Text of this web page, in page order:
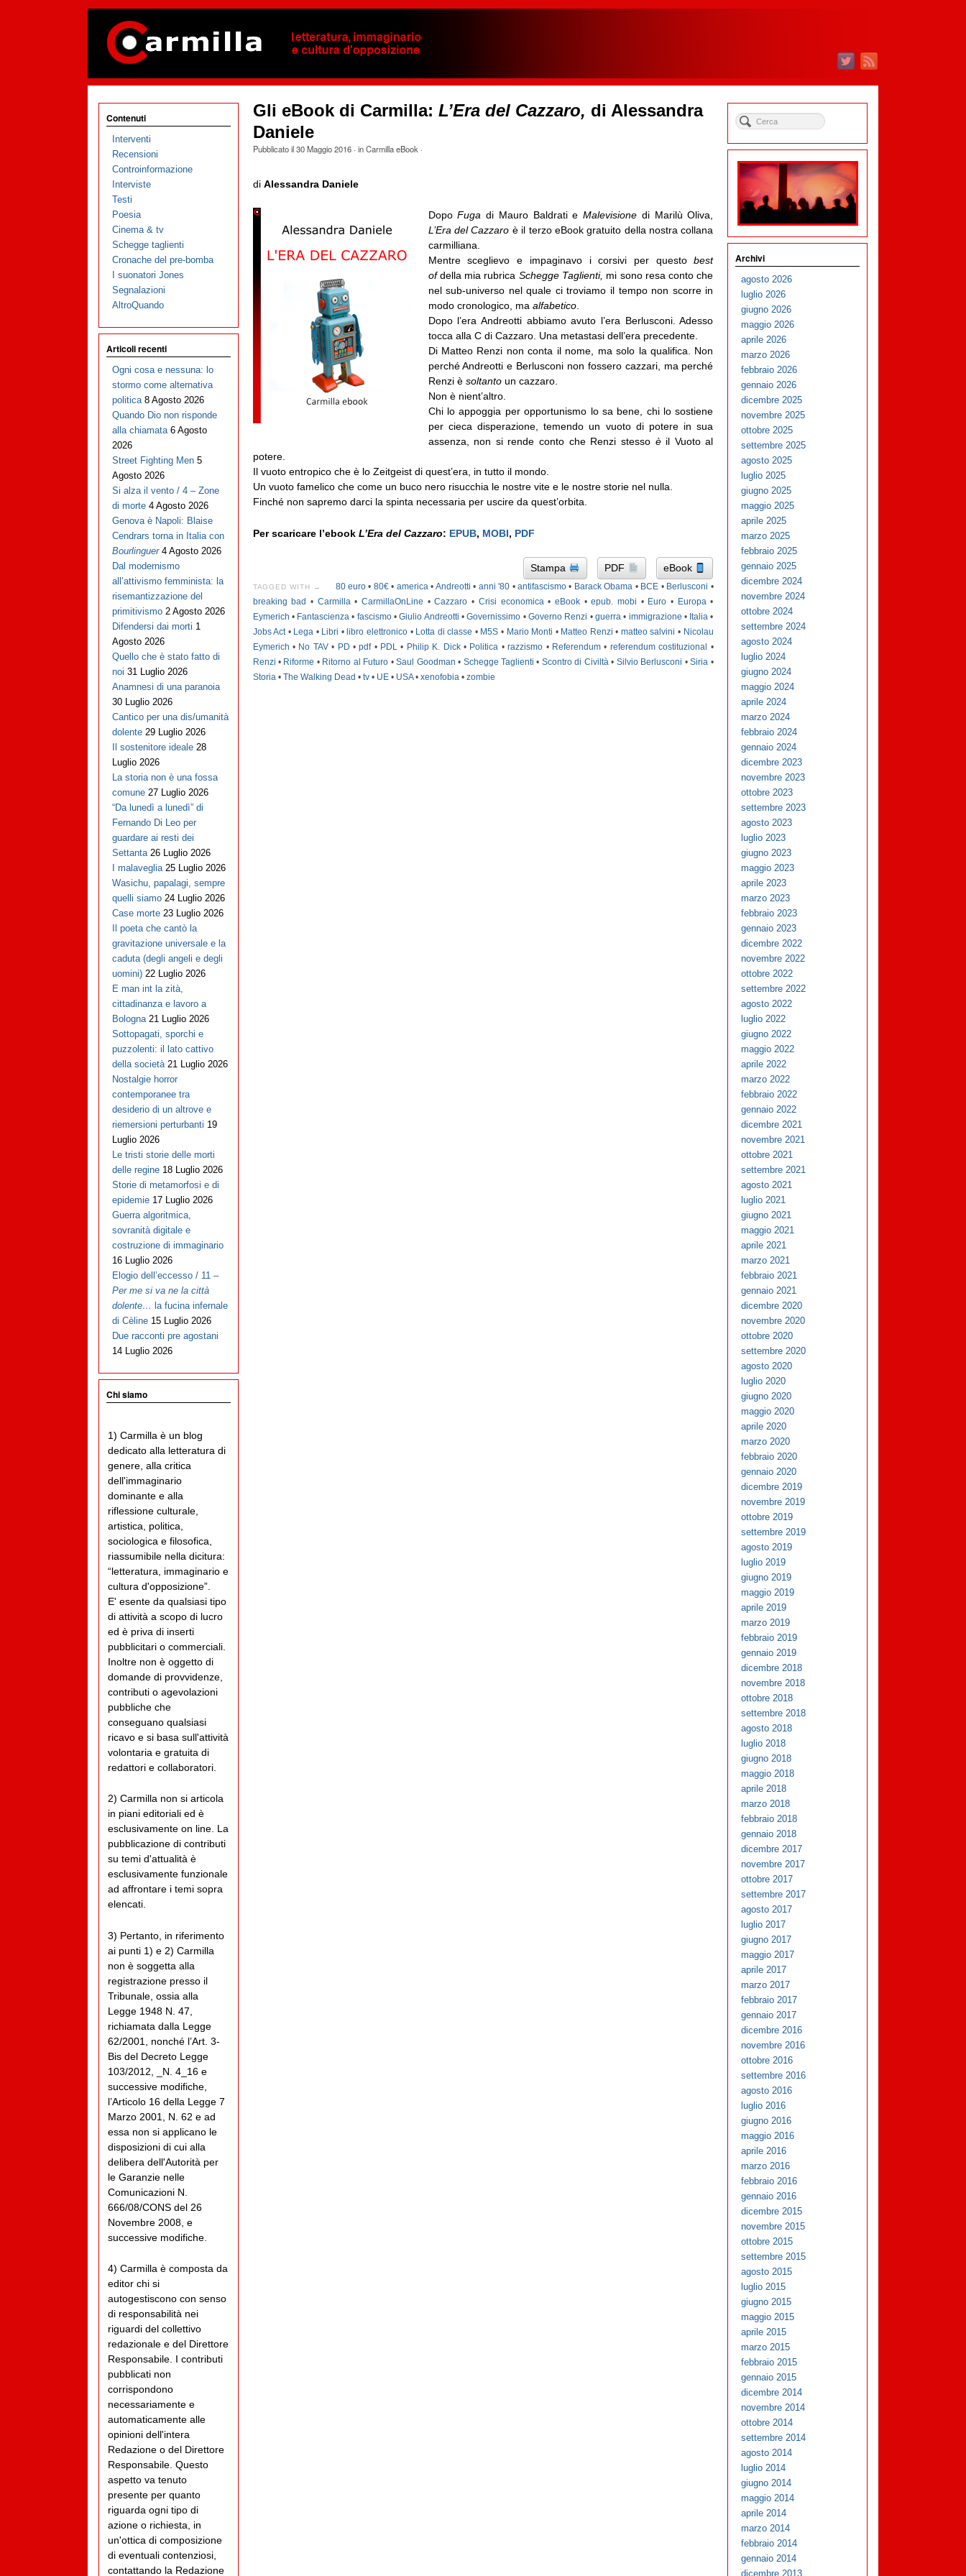
Gli eBook di Carmilla: L’Era del Cazzaro, di Alessandra
Daniele
Pubblicato il30 Maggio 2016· inCarmilla eBook ·
di Alessandra Daniele
DopoFuga di Mauro Baldrati eMalevisione di Marilù Oliva,
L’Era del Cazzaro è il terzo eBook gratuito della nostra collana
carmilliana.
Mentre sceglievo e impaginavo i corsivi per questobest
ofdella mia rubrica Schegge Taglienti, mi sono resa conto che
nel sub-universo nel quale ci troviamo il tempo non scorre in
modo cronologico, ma alfabetico.
Dopo l’era Andreotti abbiamo avuto l’era Berlusconi. Adesso
tocca alla C di Cazzaro. Una metastasi dell’era precedente.
Di Matteo Renzi non conta il nome, ma solo la qualifica. Non
perché Andreotti e Berlusconi non fossero cazzari, ma perché
Renzi è soltantoun cazzaro.
Non è nient’altro.
Chi lo appoggia per opportunismo lo sa bene, chi lo sostiene
per cieca disperazione, temendo un vuoto di potere in sua
assenza, non si rende conto che Renzi stesso èil Vuoto al
potere.
Il vuoto entropico che è lo Zeitgeist di quest’era, in tutto il mondo.
Un vuoto famelico che come un buco nero risucchia le nostre vite e le nostre storie nel nulla.
Finché non sapremo darci la spinta necessaria per uscire da quest’orbita.
Per scaricare l’ebook L’Era del Cazzaro: EPUB, MOBI, PDF
Stampa PDF eBook
TAGGED WITH → 80 euro• 80€• america• Andreotti • anni '80 • antifascismo• Barack Obama • BCE • Berlusconi •
breaking bad • Carmilla•CarmillaOnLine •Cazzaro • Crisi economica• eBook•epub. mobi • Euro • Europa•
Eymerich • Fantascienza • fascismo•Giulio Andreotti •Governissimo • Governo Renzi • guerra• immigrazione • Italia •
Jobs Act• Lega • Libri • libro elettronico • Lotta di classe • M5S • Mario Monti • Matteo Renzi • matteo salvini • Nicolau
Eymerich • No TAV• PD •pdf• PDL • Philip K. Dick• Politica •razzismo • Referendum• referendum costituzional •
Renzi • Riforme • Ritorno al Futuro •Saul Goodman • Schegge Taglienti • Scontro di Civiltà• Silvio Berlusconi •Siria •
Storia• The Walking Dead • tv• UE• USA• xenofobia• zombie
Contenuti
Interventi
Recensioni
Controinformazione
Interviste
Testi
Poesia
Cinema & tv
Schegge taglienti
Cronache del pre-bomba
I suonatori Jones
Segnalazioni
AltroQuando
Articoli recenti
Ogni cosa e nessuna: lo
stormo come alternativa
politica 8 Agosto 2026
Quando Dio non risponde
alla chiamata 6 Agosto
2026
Street Fighting Men 5
Agosto 2026
Si alza il vento / 4 – Zone
di morte 4 Agosto 2026
Genova è Napoli: Blaise
Cendrars torna in Italia con
Bourlinguer 4 Agosto 2026
Dal modernismo
all’attivismo femminista: la
risemantizzazione del
primitivismo 2 Agosto 2026
Difendersi dai morti 1
Agosto 2026
Quello che è stato fatto di
noi 31 Luglio 2026
Anamnesi di una paranoia
30 Luglio 2026
Cantico per una dis/umanità
dolente 29 Luglio 2026
Il sostenitore ideale 28
Luglio 2026
La storia non è una fossa
comune 27 Luglio 2026
“Da lunedì a lunedì” di
Fernando Di Leo per
guardare ai resti dei
Settanta 26 Luglio 2026
I malaveglia 25 Luglio 2026
Wasichu, papalagi, sempre
quelli siamo 24 Luglio 2026
Case morte 23 Luglio 2026
Il poeta che cantò la
gravitazione universale e la
caduta (degli angeli e degli
uomini) 22 Luglio 2026
E man int la zità,
cittadinanza e lavoro a
Bologna 21 Luglio 2026
Sottopagati, sporchi e
puzzolenti: il lato cattivo
della società 21 Luglio 2026
Nostalgie horror
contemporanee tra
desiderio di un altrove e
riemersioni perturbanti 19
Luglio 2026
Le tristi storie delle morti
delle regine 18 Luglio 2026
Storie di metamorfosi e di
epidemie 17 Luglio 2026
Guerra algoritmica,
sovranità digitale e
costruzione di immaginario
16 Luglio 2026
Elogio dell’eccesso / 11 –
Per me si va ne la città
dolente… la fucina infernale
di Cèline 15 Luglio 2026
Due racconti pre agostani
14 Luglio 2026
Chi siamo
1) Carmilla è un blog
dedicato alla letteratura di
genere, alla critica
dell'immaginario
dominante e alla
riflessione culturale,
artistica, politica,
sociologica e filosofica,
riassumibile nella dicitura:
“letteratura, immaginario e
cultura d'opposizione”.
E' esente da qualsiasi tipo
di attività a scopo di lucro
ed è priva di inserti
pubblicitari o commerciali.
Inoltre non è oggetto di
domande di provvidenze,
contributi o agevolazioni
pubbliche che
conseguano qualsiasi
ricavo e si basa sull'attività
volontaria e gratuita di
redattori e collaboratori.
2) Carmilla non si articola
in piani editoriali ed è
esclusivamente on line. La
pubblicazione di contributi
su temi d'attualità è
esclusivamente funzionale
ad affrontare i temi sopra
elencati.
3) Pertanto, in riferimento
ai punti 1) e 2) Carmilla
non è soggetta alla
registrazione presso il
Tribunale, ossia alla
Legge 1948 N. 47,
richiamata dalla Legge
62/2001, nonché l’Art. 3-
Bis del Decreto Legge
103/2012, _N. 4_16 e
successive modifiche,
l’Articolo 16 della Legge 7
Marzo 2001, N. 62 e ad
essa non si applicano le
disposizioni di cui alla
delibera dell'Autorità per
le Garanzie nelle
Comunicazioni N.
666/08/CONS del 26
Novembre 2008, e
successive modifiche.
4) Carmilla è composta da
editor chi si
autogestiscono con senso
di responsabilità nei
riguardi del collettivo
redazionale e del Direttore
Responsabile. I contributi
pubblicati non
corrispondono
necessariamente e
automaticamente alle
opinioni dell'intera
Redazione o del Direttore
Responsabile. Questo
aspetto va tenuto
presente per quanto
riguarda ogni tipo di
azione o richiesta, in
un'ottica di composizione
di eventuali contenziosi,
contattando la Redazione
Archivi
agosto 2026
luglio 2026
giugno 2026
maggio 2026
aprile 2026
marzo 2026
febbraio 2026
gennaio 2026
dicembre 2025
novembre 2025
ottobre 2025
settembre 2025
agosto 2025
luglio 2025
giugno 2025
maggio 2025
aprile 2025
marzo 2025
febbraio 2025
gennaio 2025
dicembre 2024
novembre 2024
ottobre 2024
settembre 2024
agosto 2024
luglio 2024
giugno 2024
maggio 2024
aprile 2024
marzo 2024
febbraio 2024
gennaio 2024
dicembre 2023
novembre 2023
ottobre 2023
settembre 2023
agosto 2023
luglio 2023
giugno 2023
maggio 2023
aprile 2023
marzo 2023
febbraio 2023
gennaio 2023
dicembre 2022
novembre 2022
ottobre 2022
settembre 2022
agosto 2022
luglio 2022
giugno 2022
maggio 2022
aprile 2022
marzo 2022
febbraio 2022
gennaio 2022
dicembre 2021
novembre 2021
ottobre 2021
settembre 2021
agosto 2021
luglio 2021
giugno 2021
maggio 2021
aprile 2021
marzo 2021
febbraio 2021
gennaio 2021
dicembre 2020
novembre 2020
ottobre 2020
settembre 2020
agosto 2020
luglio 2020
giugno 2020
maggio 2020
aprile 2020
marzo 2020
febbraio 2020
gennaio 2020
dicembre 2019
novembre 2019
ottobre 2019
settembre 2019
agosto 2019
luglio 2019
giugno 2019
maggio 2019
aprile 2019
marzo 2019
febbraio 2019
gennaio 2019
dicembre 2018
novembre 2018
ottobre 2018
settembre 2018
agosto 2018
luglio 2018
giugno 2018
maggio 2018
aprile 2018
marzo 2018
febbraio 2018
gennaio 2018
dicembre 2017
novembre 2017
ottobre 2017
settembre 2017
agosto 2017
luglio 2017
giugno 2017
maggio 2017
aprile 2017
marzo 2017
febbraio 2017
gennaio 2017
dicembre 2016
novembre 2016
ottobre 2016
settembre 2016
agosto 2016
luglio 2016
giugno 2016
maggio 2016
aprile 2016
marzo 2016
febbraio 2016
gennaio 2016
dicembre 2015
novembre 2015
ottobre 2015
settembre 2015
agosto 2015
luglio 2015
giugno 2015
maggio 2015
aprile 2015
marzo 2015
febbraio 2015
gennaio 2015
dicembre 2014
novembre 2014
ottobre 2014
settembre 2014
agosto 2014
luglio 2014
giugno 2014
maggio 2014
aprile 2014
marzo 2014
febbraio 2014
gennaio 2014
dicembre 2013